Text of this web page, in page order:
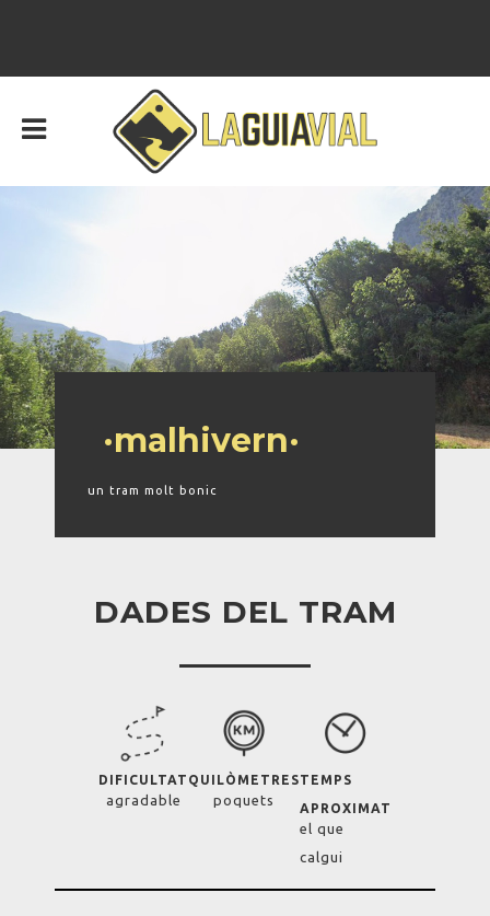
·malhivern·
un tram molt bonic
DADES DEL TRAM
DIFICULTAT
agradable
QUILÒMETRES
poquets
TEMPS
APROXIMAT
el que
calgui